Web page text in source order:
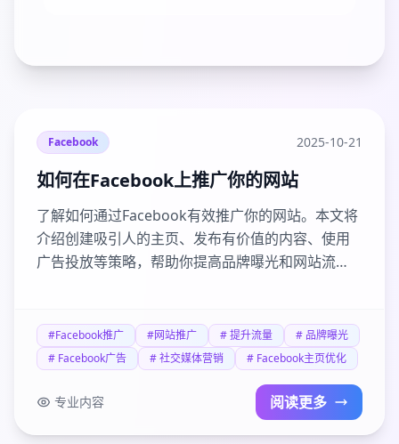
Facebook 2025-10-21
如何在Facebook上推广你的网站
了解如何通过Facebook有效推广你的网站。本文将
介绍创建吸引人的主页、发布有价值的内容、使用
广告投放等策略，帮助你提高品牌曝光和网站流
#Facebook推广 #网站推广 # 提升流量
# 品牌曝光
# Facebook广告
# 社交媒体营销 # Facebook主页优化
专业内容 阅读更多